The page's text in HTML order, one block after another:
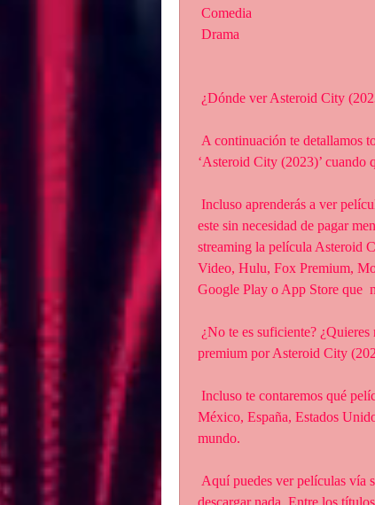
Comedia
Drama
¿Dónde ver Asteroid City
‘Asteroid City (2023)’ cuando
este sin necesidad de pagar
streaming la película Asteroid
Video, Hulu, Fox Premium,
Google Play o App Store que
premium por Asteroid City
México, España, Estados
mundo.
descargar nada. Entre los